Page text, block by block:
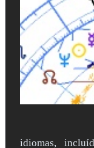
idiomas,